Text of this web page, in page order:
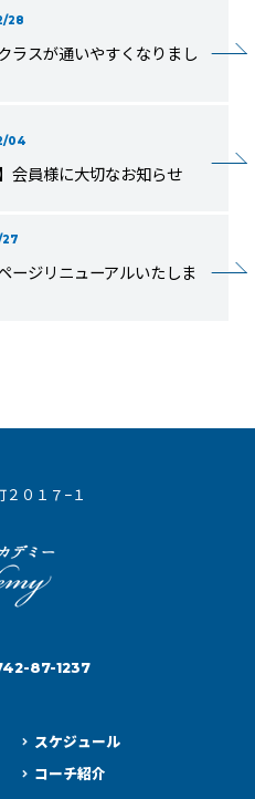
28
ラスが通いやすくなりまし
04
】会員様に大切なお知らせ
27
ージリニューアルいたしま
０１７−１
87-1237
スケジュール
コーチ紹介